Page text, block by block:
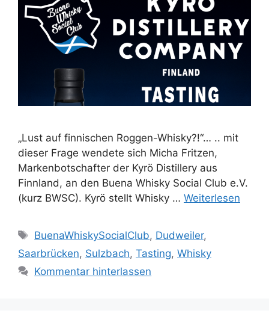
„Lust auf finnischen Roggen-Whisky?!“… .. mit
dieser Frage wendete sich Micha Fritzen,
Markenbotschafter der Kyrö Distillery aus
Finnland, an den Buena Whisky Social Club e.V.
(kurz BWSC). Kyrö stellt Whisky … Weiterlesen
Schlagwörter
BuenaWhiskySocialClub, Dudweiler,
Saarbrücken, Sulzbach, Tasting, Whisky
Kommentar hinterlassen